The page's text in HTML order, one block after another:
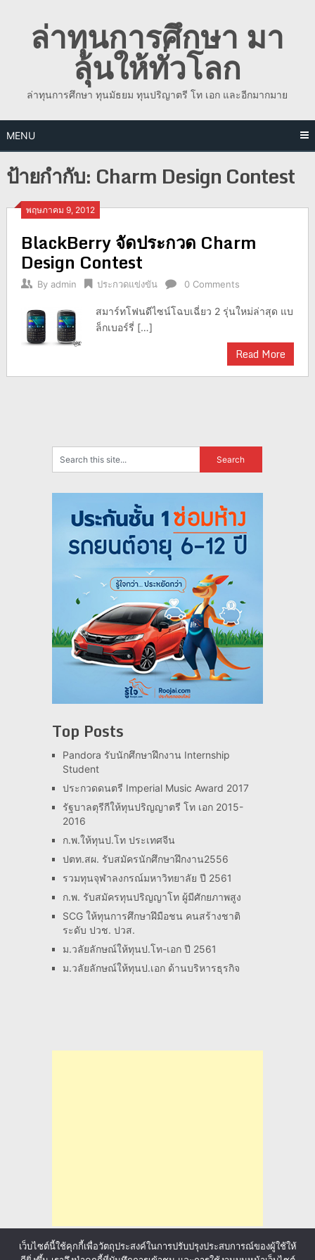
contentล่าทุนการศึกษา มา
ลุ้นให้ทั่วโลก
ล่าทุนการศึกษา ทุนมัธยม ทุนปริญาตรี โท เอก และอีกมากมาย
MENU
ป้ายกำกับ: Charm Design Contest
พฤษภาคม 9, 2012
BlackBerry จัดประกวด Charm
Design Contest
By admin ประกวดแข่งขัน 0 Comments
สมาร์ทโฟนดีไซน์โฉบเฉี่ยว 2 รุ่นใหม่ล่าสุด แบ
ล็กเบอร์รี่ […]
Read More
Top Posts
Pandora รับนักศึกษาฝึกงาน Internship
Student
ประกวดดนตรี Imperial Music Award 2017
รัฐบาลตุรีกีให้ทุนปริญญาตรี โท เอก 2015-
2016
ก.พ.ให้ทุนป.โท ประเทศจีน
ปตท.สผ. รับสมัครนักศึกษาฝึกงาน2556
รวมทุนจุฬาลงกรณ์มหาวิทยาลัย ปี 2561
ก.พ. รับสมัครทุนปริญญาโท ผู้มีศักยภาพสูง
SCG ให้ทุนการศึกษาฝึมือชน คนสร้างชาติ
ระดับ ปวช. ปวส.
ม.วลัยลักษณ์ให้ทุนป.โท-เอก ปี 2561
ม.วลัยลักษณ์ให้ทุนป.เอก ด้านบริหารธุรกิจ
เว็บไซต์นี้ใช้คุกกี้เพื่อวัตถุประสงค์ในการปรับปรุงประสบการณ์ของผู้ใช้ให้